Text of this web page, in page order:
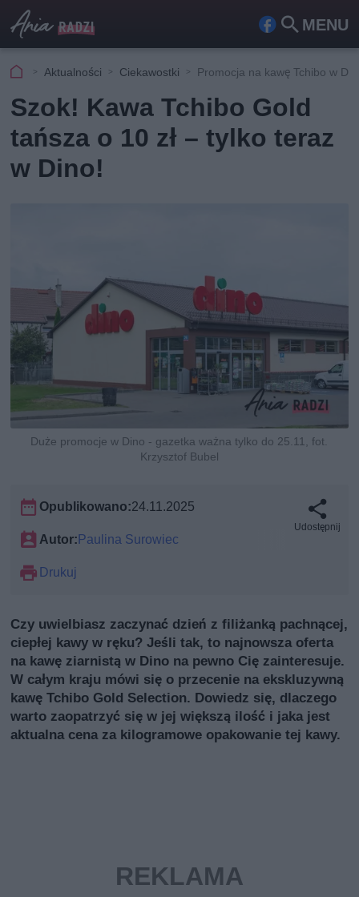
MENU
Fa
ook
Szu
kaj
Aktualności Ciekawostki Promocja na kawę Tchibo w
Szok! Kawa Tchibo Gold
tańsza o 10 zł – tylko teraz
w Dino!
Duże promocje w Dino - gazetka ważna tylko do 25.11, fot.
Krzysztof Bubel
Opublikowano:24.11.2025
Autor:Paulina Surowiec
Drukuj
Udostępnij
Czy uwielbiasz zaczynać dzień z filiżanką pachnącej,
ciepłej kawy w ręku? Jeśli tak, to najnowsza oferta
na kawę ziarnistą w Dino na pewno Cię zainteresuje.
W całym kraju mówi się o przecenie na ekskluzywną
kawę Tchibo Gold Selection. Dowiedz się, dlaczego
warto zaopatrzyć się w jej większą ilość i jaka jest
aktualna cena za kilogramowe opakowanie tej kawy.